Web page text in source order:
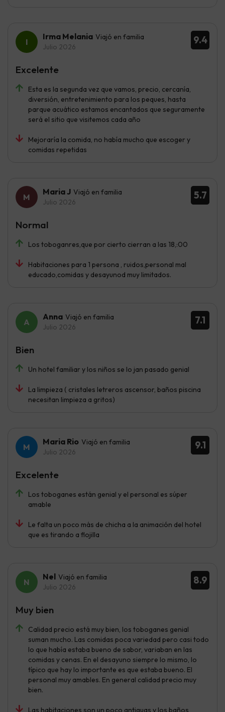
9.4
Irma Melania Viajó en familia
Julio 2026
Esta es la segunda vez que vamos, precio, cercanía,
diversión, entretenimiento para los peques, hasta
parque acuático estamos encantados que seguramente
será el sitio que visitemos cada año
Mejoraría la comida, no había mucho que escoger y
comidas repetidas
Excelente
5.7
Maria J Viajó en familia
Julio 2026
Los toboganres,que por cierto cierran a las 18,:00
Habitaciones para 1 persona , ruidos,personal mal
educado,comidas y desayunod muy limitados.
Normal
7.1
Anna Viajó en familia
Julio 2026
Un hotel familiar y los niños se lo jan pasado genial
La limpieza ( cristales letreros ascensor, baños piscina
necesitan limpieza a gritos)
Bien
9.1
Maria Rio Viajó en familia
Julio 2026
Los toboganes están genial y el personal es súper
amable
Le falta un poco más de chicha a la animación del hotel
que es tirando a flojilla
Excelente
8.9
Nel Viajó en familia
Julio 2026
Calidad precio está muy bien, los toboganes genial
suman mucho. Las comidas poca variedad pero casi todo
lo que había estaba bueno de sabor, variaban en las
comidas y cenas. En el desayuno siempre lo mismo, lo
típico que hay lo importante es que estaba bueno. El
personal muy amables. En general calidad precio muy
bien.
Las habitaciones son un poco antiguas y los baños
Muy bien